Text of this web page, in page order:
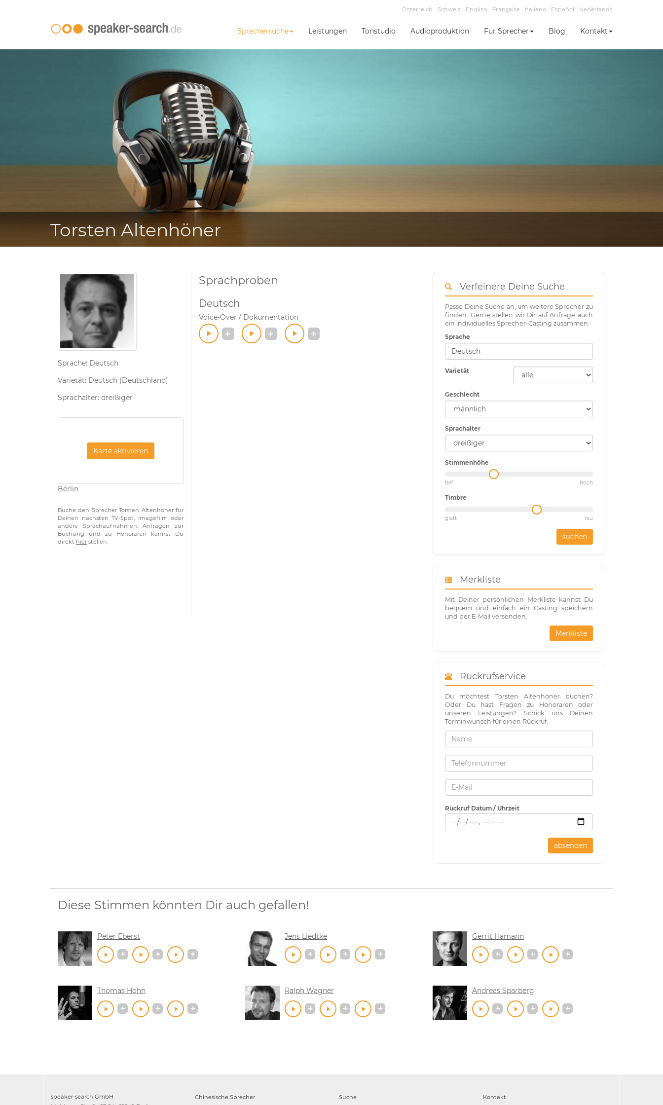
Österreich Schweiz English Française Italiano Español Nederlands
Sprechersuche Leistungen Tonstudio Audioproduktion Für Sprecher Blog Kontakt
Torsten Altenhöner
Sprache: Deutsch
Varietät: Deutsch (Deutschland)
Sprachalter: dreißiger
Karte aktivieren
Berlin
Buche den Sprecher Torsten Altenhöner für
Deinen nächsten TV-Spot, Imagefilm oder
andere Sprachaufnahmen. Anfragen zur
Buchung und zu Honoraren kannst Du
direkt hier stellen.
Sprachproben
Deutsch
Voice-Over / Dokumentation
Verfeinere Deine Suche
Passe Deine Suche an, um weitere Sprecher zu
finden. Gerne stellen wir Dir auf Anfrage auch
ein individuelles Sprecher-Casting zusammen.
Sprache
Varietät
Geschlecht
Sprachalter
Stimmenhöhe
tief hoch
Timbre
glatt rau
suchen
Merkliste
Mit Deiner persönlichen Merkliste kannst Du
bequem und einfach ein Casting speichern
und per E-Mail versenden.
Merkliste
Rückrufservice
Du möchtest Torsten Altenhöner buchen?
Oder Du hast Fragen zu Honoraren oder
unseren Leistungen? Schick uns Deinen
Terminwunsch für einen Rückruf.
Rückruf Datum / Uhrzeit
absenden
Diese Stimmen könnten Dir auch gefallen!
Peter Eberst Jens Liedtke Gerrit Hamann
Thomas Höhn Ralph Wagner Andreas Sparberg
speaker-search GmbH
Chinesische Sprecher
Suche
Kontakt